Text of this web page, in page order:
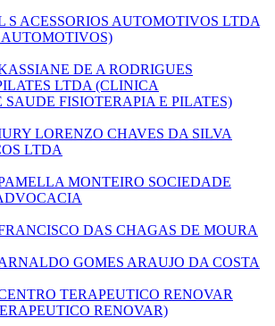
S ACESSORIOS AUTOMOTIVOS LTDA
AUTOMOTIVOS)
DE A RODRIGUES
LTDA (CLINICA
SAUDE FISIOTERAPIA E PILATES)
LORENZO CHAVES DA SILVA
LTDA
MONTEIRO SOCIEDADE
DAS CHAGAS DE MOURA
GOMES ARAUJO DA COSTA
TERAPEUTICO RENOVAR
RENOVAR)